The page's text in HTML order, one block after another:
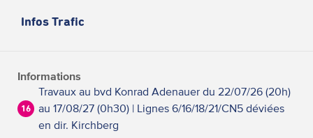
Infos Trafic
Informations
16
Travaux au bvd Konrad Adenauer du 22/07/26 (20h)
au 17/08/27 (0h30) | Lignes 6/16/18/21/CN5 déviées
en dir. Kirchberg